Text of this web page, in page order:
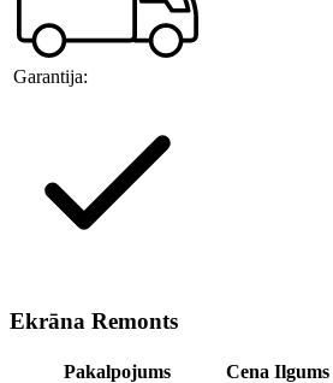
Garantija:
Ekrāna Remonts
Pakalpojums Cena Ilgums